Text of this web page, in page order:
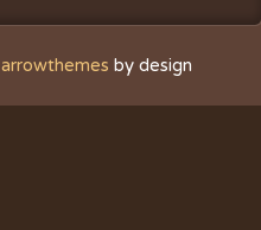
arrowthemes by design